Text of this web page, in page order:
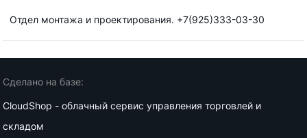
Отдел монтажа и проектирования. +7(925)333-03-30
Сделано на базе:
CloudShop - облачный сервис управления торговлей и
складом